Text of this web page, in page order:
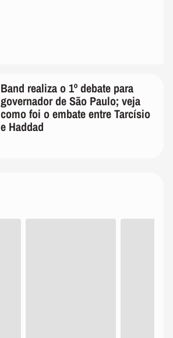
Band realiza o 1º debate para
governador de São Paulo; veja
como foi o embate entre Tarcísio
e Haddad